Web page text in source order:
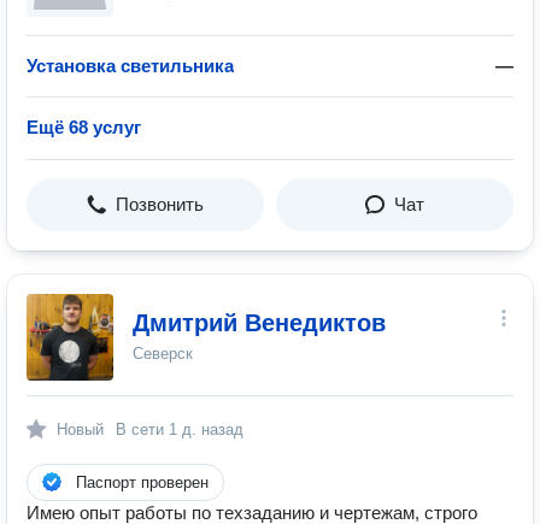
Установка светильника —
Ещё 68 услуг
Позвонить Чат
Дмитрий Венедиктов
Северск
Новый В сети 1 д. назад
Паспорт проверен
Имею опыт работы по техзаданию и чертежам, строго